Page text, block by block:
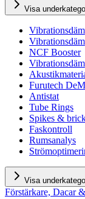
Visa
NCF Booster
Furutech
Antistat
Tube Rings
Spikes &
Faskontroll
Rumsanalys
Visa
Förstärkare, Dacar